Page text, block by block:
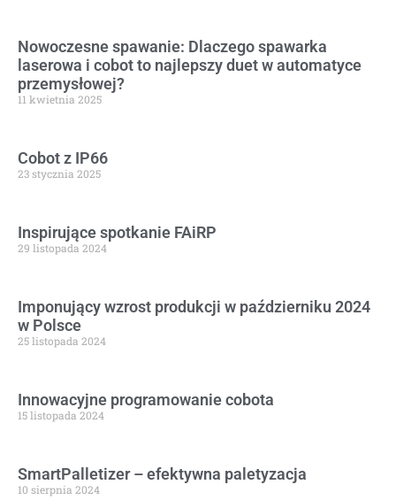
Nowoczesne spawanie: Dlaczego spawarka
laserowa i cobot to najlepszy duet w automatyce
przemysłowej?
11 kwietnia 2025
Cobot z IP66
23 stycznia 2025
Inspirujące spotkanie FAiRP
29 listopada 2024
Imponujący wzrost produkcji w październiku 2024
w Polsce
25 listopada 2024
Innowacyjne programowanie cobota
15 listopada 2024
SmartPalletizer – efektywna paletyzacja
10 sierpnia 2024